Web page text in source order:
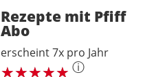
Rezepte mit Pfiff
Abo
erscheint 7x pro Jahr
ⓘ